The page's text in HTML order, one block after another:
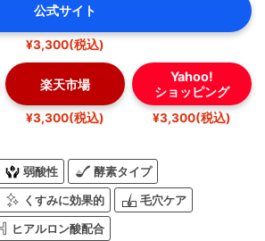
公式サイト
¥3,300(税込)
楽天市場
¥3,300(税込)
Yahoo!
ショッピング
¥3,300(税込)
弱酸性 酵素タイプ
くすみに効果的 毛穴ケア
ヒアルロン酸配合